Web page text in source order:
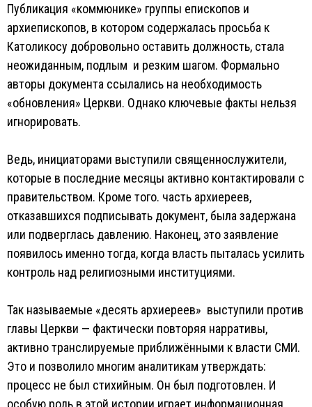
Публикация «коммюнике» группы епископов и
архиепископов, в котором содержалась просьба к
Католикосу добровольно оставить должность, стала
неожиданным, подлым и резким шагом. Формально
авторы документа ссылались на необходимость
«обновления» Церкви. Однако ключевые факты нельзя
игнорировать.
Ведь, инициаторами выступили священнослужители,
которые в последние месяцы активно контактировали с
правительством. Кроме того. часть архиереев,
отказавшихся подписывать документ, была задержана
или подверглась давлению. Наконец, это заявление
появилось именно тогда, когда власть пыталась усилить
контроль над религиозными институциями.
Так называемые «десять архиереев» выступили против
главы Церкви — фактически повторяя нарративы,
активно транслируемые приближёнными к власти СМИ.
Это и позволило многим аналитикам утверждать:
процесс не был стихийным. Он был подготовлен. И
особую роль в этой истории играет информационная